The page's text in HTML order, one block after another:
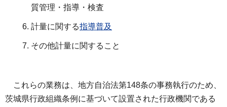
質管理・指導・検査
計量に関する指導普及
その他計量に関すること
こ れらの業務は、地方自治法第148条の事務執行のため、
茨城県行政組織条例に基づいて設置された行政機関である